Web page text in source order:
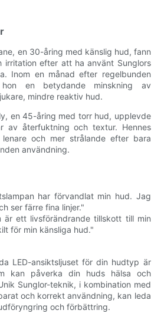
en 30-åring med känslig hud, fann
irritation efter att ha använt Sunglors
Inom en månad efter regelbunden
hon en betydande minskning av
mindre reaktiv hud.
en 45-åring med torr hud, upplevde
av återfuktning och textur. Hennes
och mer strålande efter bara
användning.
har förvandlat min hud. Jag
ser färre fina linjer."
är ett livsförändrande tillskott till min
för min känsliga hud."
LED-ansiktsljuset för din hudtyp är
kan påverka din huds hälsa och
Sunglor-teknik, i kombination med
och korrekt användning, kan leda
och förbättring.